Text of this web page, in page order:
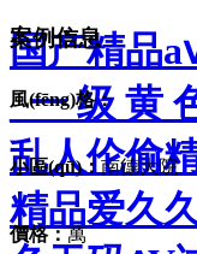
国产精品
_一 级 黄
乱人伦偷
精品爱久
案例信息
風(fēng)格：
小區(qū)：南德大院
價格：萬